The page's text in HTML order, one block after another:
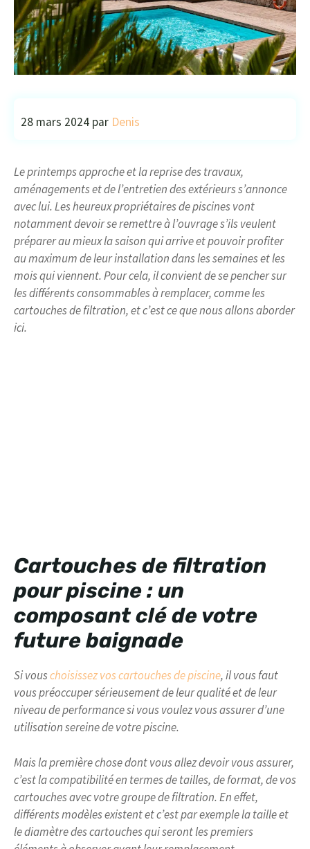
28 mars 2024 par Denis
Le printemps approche et la reprise des travaux,
aménagements et de l’entretien des extérieurs s’annonce
avec lui. Les heureux propriétaires de piscines vont
notamment devoir se remettre à l’ouvrage s’ils veulent
préparer au mieux la saison qui arrive et pouvoir profiter
au maximum de leur installation dans les semaines et les
mois qui viennent. Pour cela, il convient de se pencher sur
les différents consommables à remplacer, comme les
cartouches de filtration, et c’est ce que nous allons aborder
ici.
Cartouches de filtration
pour piscine : un
composant clé de votre
future baignade
Si vouschoisissez vos cartouches de piscine, il vous faut
vous préoccuper sérieusement de leur qualité et de leur
niveau de performance si vous voulez vous assurer d’une
utilisation sereine de votre piscine.
Mais la première chose dont vous allez devoir vous assurer,
c’est la compatibilité en termes de tailles, de format, de vos
cartouches avec votre groupe de filtration. En effet,
différents modèles existent et c’est par exemple la taille et
le diamètre des cartouches qui seront les premiers